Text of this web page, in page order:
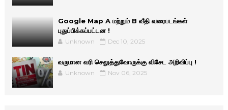
Google Map A மற்றும் B வீதி வரைபடங்கள்
புதுப்பிக்கப்பட்டன !
Unknown Dec 10, 2025
வருமான வரி செலுத்துவோருக்கு விசேட அறிவிப்பு !
Unknown Nov 06, 2025